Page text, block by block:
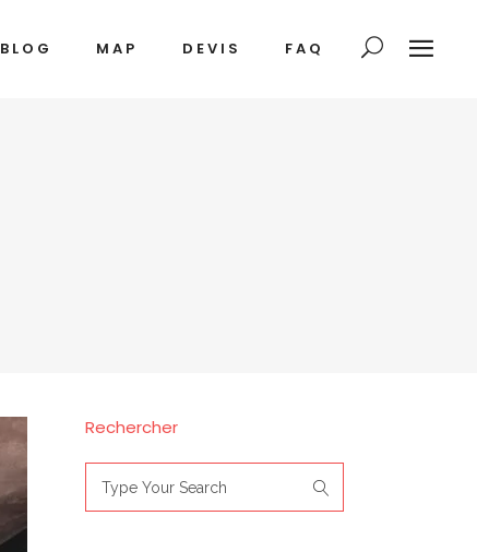
BLOG MAP DEVIS FAQ
Rechercher
for: